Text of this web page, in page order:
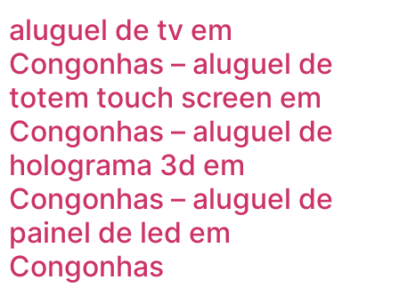
aluguel de tv em
Congonhas – aluguel de
totem touch screen em
Congonhas – aluguel de
holograma 3d em
Congonhas – aluguel de
painel de led em
Congonhas